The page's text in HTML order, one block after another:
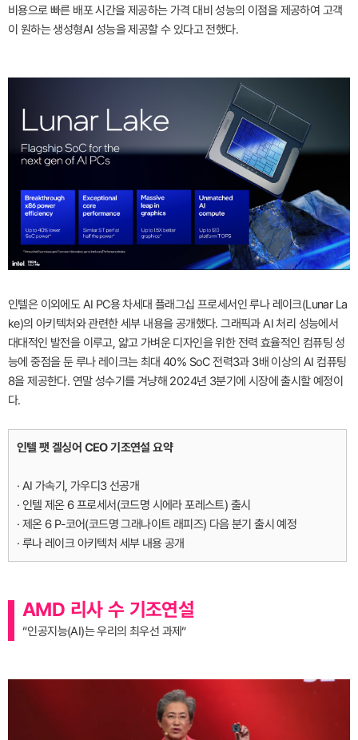
비용으로 빠른 배포 시간을 제공하는 가격 대비 성능의 이점을 제공하여 고객
이 원하는 생성형AI 성능을 제공할 수 있다고 전했다.
인텔은 이외에도 AI PC용 차세대 플래그십 프로세서인 루나 레이크(Lunar La
ke)의 아키텍처와 관련한 세부 내용을 공개했다. 그래픽과 AI 처리 성능에서
대대적인 발전을 이루고, 얇고 가벼운 디자인을 위한 전력 효율적인 컴퓨팅 성
능에 중점을 둔 루나 레이크는 최대 40% SoC 전력3과 3배 이상의 AI 컴퓨팅
8을 제공한다. 연말 성수기를 겨냥해 2024년 3분기에 시장에 출시할 예정이
다.
인텔 팻 겔싱어 CEO 기조연설 요약
· AI 가속기, 가우디3 선공개
· 인텔 제온 6 프로세서(코드명 시에라 포레스트) 출시
· 제온 6 P-코어(코드명 그래나이트 래피즈) 다음 분기 출시 예정
· 루나 레이크 아키텍처 세부 내용 공개
AMD 리사 수 기조연설
“인공지능(AI)는 우리의 최우선 과제“